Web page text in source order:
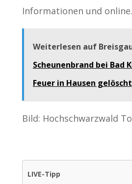
Informationen und online.
Weiterlesen auf
Scheunenbrand bei Bad
Feuer in Hausen gelöscht
Bild: Hochschwarzwald
LIVE-Tipp